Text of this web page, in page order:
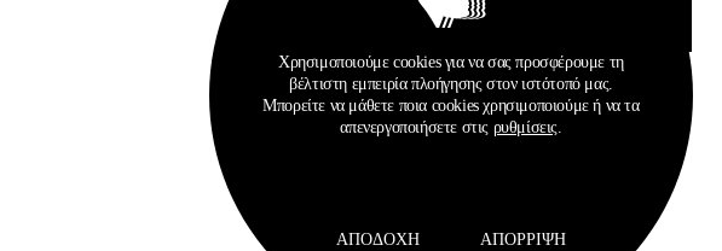
tehnikiperigrafi_oikodomika_kai_im
eees_molaon
Χρησιμοποιούμε cookies για να σας προσφέρουμε τη
βέλτιστη εμπειρία πλοήγησης στον ιστότοπό μας.
Μπορείτε να μάθετε ποια cookies χρησιμοποιούμε ή να τα
απενεργοποιήσετε στις ρυθμίσεις
ΑΠΟΔΟΧΉ ΑΠΌΡΡΙΨΗ